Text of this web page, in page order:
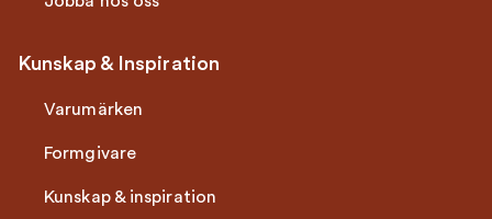
Kunskap & Inspiration
Varumärken
Formgivare
Kunskap & inspiration